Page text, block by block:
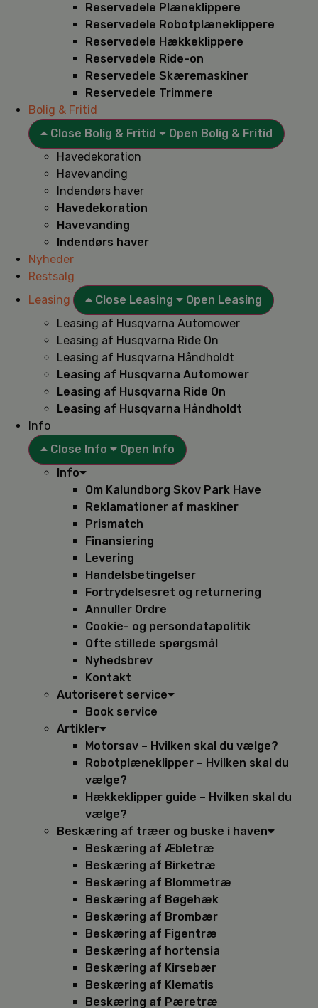
Reservedele Plæneklippere
Reservedele Robotplæneklippere
Reservedele Hækkeklippere
Reservedele Ride-on
Reservedele Skæremaskiner
Reservedele Trimmere
Bolig & Fritid
Close Bolig & Fritid
Open Bolig & Fritid
Havedekoration
Havevanding
Indendørs haver
Havedekoration
Havevanding
Indendørs haver
Nyheder
Restsalg
Leasing
Close Leasing
Open Leasing
Leasing af Husqvarna Automower
Leasing af Husqvarna Ride On
Leasing af Husqvarna Håndholdt
Leasing af Husqvarna Automower
Leasing af Husqvarna Ride On
Leasing af Husqvarna Håndholdt
Info
Close Info
Open Info
Info
Om Kalundborg Skov Park Have
Reklamationer af maskiner
Prismatch
Finansiering
Levering
Handelsbetingelser
Fortrydelsesret og returnering
Annuller Ordre
Cookie- og persondatapolitik
Ofte stillede spørgsmål
Nyhedsbrev
Kontakt
Autoriseret service
Book service
Artikler
Motorsav – Hvilken skal du vælge?
Robotplæneklipper – Hvilken skal du
vælge?
Hækkeklipper guide – Hvilken skal du
vælge?
Beskæring af træer og buske i haven
Beskæring af Æbletræ
Beskæring af Birketræ
Beskæring af Blommetræ
Beskæring af Bøgehæk
Beskæring af Brombær
Beskæring af Figentræ
Beskæring af hortensia
Beskæring af Kirsebær
Beskæring af Klematis
Beskæring af Pæretræ